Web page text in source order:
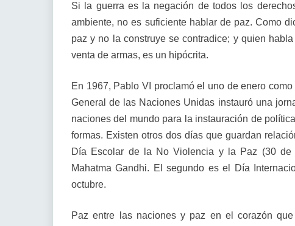
Si la guerra es la negación de todos los
ambiente, no es suficiente hablar de paz. Como
paz y no la construye se contradice; y quien
venta de armas, es un hipócrita.
En 1967, Pablo VI proclamó el uno de enero
General de las Naciones Unidas instauró una
naciones del mundo para la instauración de
formas. Existen otros dos días que guardan
Día Escolar de la No Violencia y la Paz (30
Mahatma Gandhi. El segundo es el Día
octubre.
Paz entre las naciones y paz en el corazón